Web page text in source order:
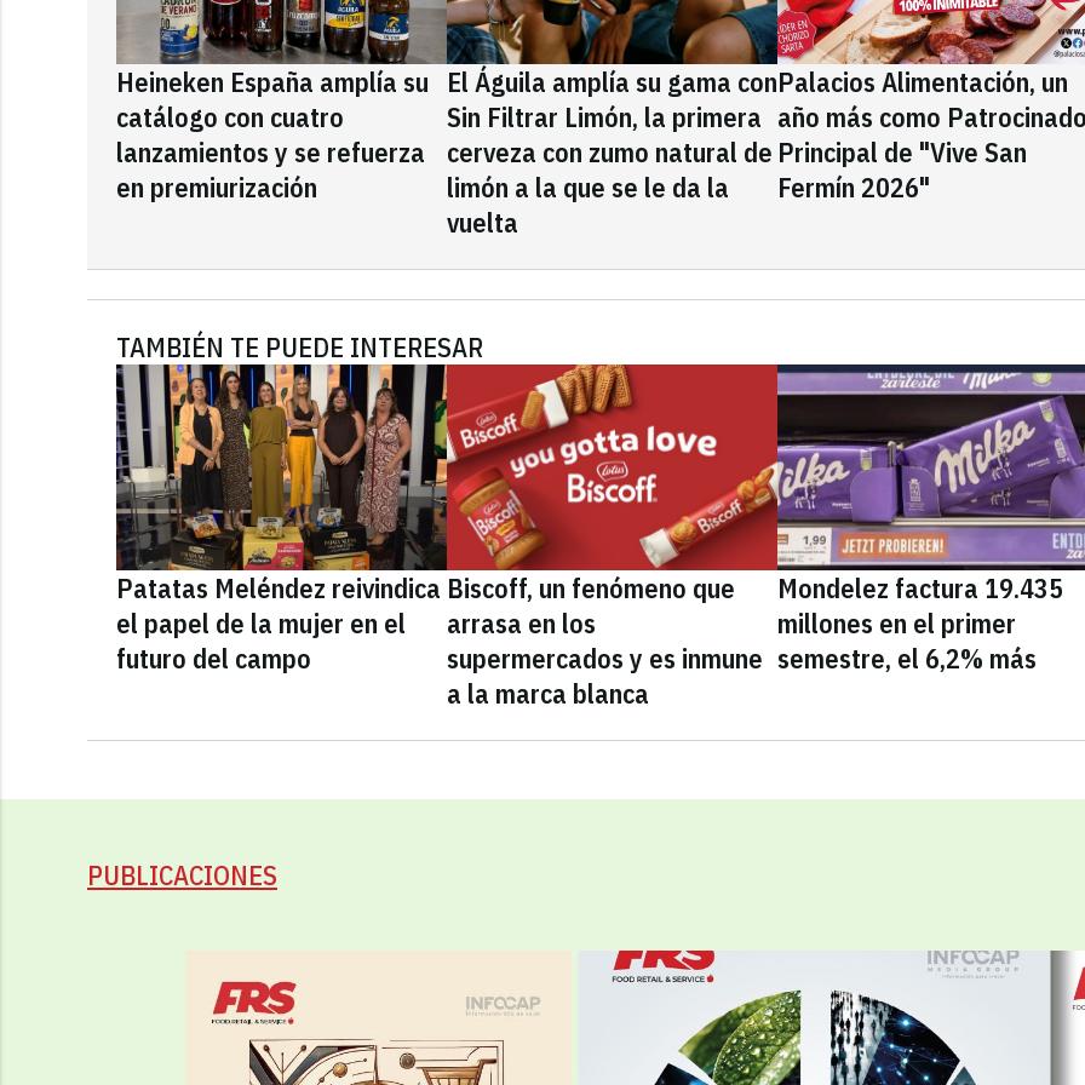
Heineken España amplía su
catálogo con cuatro
lanzamientos y se refuerza
en premiurización
El Águila amplía su gama con
Sin Filtrar Limón, la primera
cerveza con zumo natural de
limón a la que se le da la
vuelta
Palacios Alimentación, un
año más como
Principal de "Vive San
Fermín 2026"
TAMBIÉN TE PUEDE INTERESAR
Patatas Meléndez reivindica
el papel de la mujer en el
futuro del campo
Biscoff, un fenómeno que
arrasa en los
supermercados y es inmune
a la marca blanca
Mondelez factura 19.435
millones en el primer
semestre, el 6,2% más
PUBLICACIONES